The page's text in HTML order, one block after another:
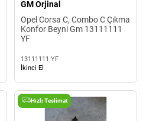
GM Orjinal
Opel Corsa C, Combo C Çıkma
Konfor Beyni Gm 13111111
YF
13111111 YF
İkinci El
Hızlı Teslimat